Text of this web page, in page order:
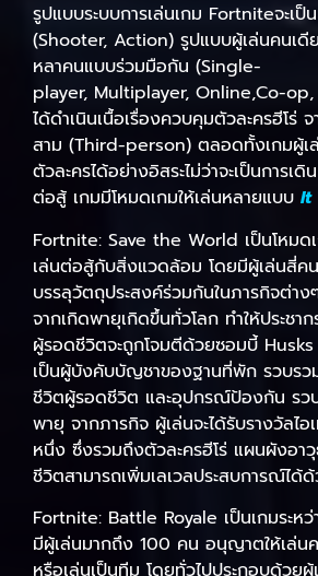
รูปแบบระบบการเล่นเกม Fortniteจะเ
(Shooter, Action) รูปแบบผู้เล่นคนเดี
หลาคนแบบร่วมมือกัน (Single-
player, Multiplayer, Online,Co-op,
ได้ดำเนินเนื้อเรื่องควบคุมตัวละครฮีโร่
สาม (Third-person) ตลอดทั้งเกมผู้เ
ตัวละครได้อย่างอิสระไม่ว่าจะเป็นการเ
ต่อสู้ เกมมีโหมดเกมให้เล่นหลายแบบ It
Fortnite: Save the World เป็นโหมด
เล่นต่อสู้กับสิ่งแวดล้อม โดยมีผู้เล่นสี่ค
บรรลุวัตถุประสงค์ร่วมกันในภารกิจต่า
จากเกิดพายุเกิดขึ้นทั่วโลก ทำให้ประชา
ผู้รอดชีวิตจะถูกโจมตีด้วยซอมบี้ Husks
เป็นผู้บังคับบัญชาของฐานที่พัก รวบรว
ชีวิตผู้รอดชีวิต และอุปกรณ์ป้องกัน รว
พายุ จากภารกิจ ผู้เล่นจะได้รับรางวัลไอ
หนึ่ง ซึ่งรวมถึงตัวละครฮีโร่ แผนผังอา
ชีวิตสามารถเพิ่มเลเวลประสบการณ์ได้
Fortnite: Battle Royale เป็นเกมระห
มีผู้เล่นมากถึง 100 คน อนุญาตให้เล่น
หรือเล่นเป็นทีม โดยทั่วไปประกอบด้วย